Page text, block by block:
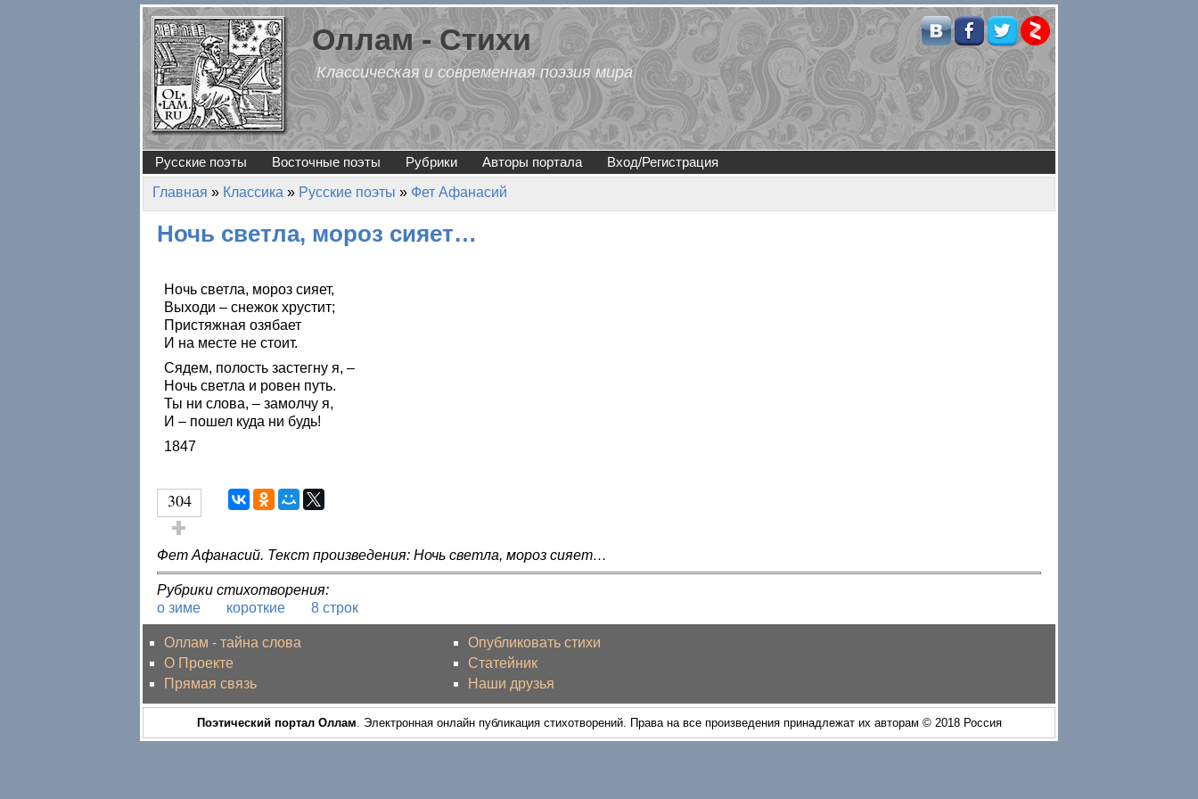
Перейти к основному содержанию
Оллам - Стихи
Классическая и современная поэзия мира
Русские поэты Восточные поэты Рубрики Авторы портала Вход/Регистрация
Вы здесь
Главная » Классика » Русские поэты » Фет Афанасий
Ночь светла, мороз сияет…
Ночь светла, мороз сияет,
Выходи – снежок хрустит;
Пристяжная озябает
И на месте не стоит.
Сядем, полость застегну я, –
Ночь светла и ровен путь.
Ты ни слова, – замолчу я,
И – пошел куда ни будь!
1847
304
Голос за!
Фет Афанасий. Текст произведения: Ночь светла, мороз сияет…
Рубрики стихотворения:
о зиме
короткие 8 строк
Оллам - тайна слова
О Проекте
Прямая связь
Опубликовать стихи
Статейник
Наши друзья
Поэтический портал Оллам . Электронная онлайн публикация стихотворений. Права на все произведения принадлежат их авторам © 2018 Россия